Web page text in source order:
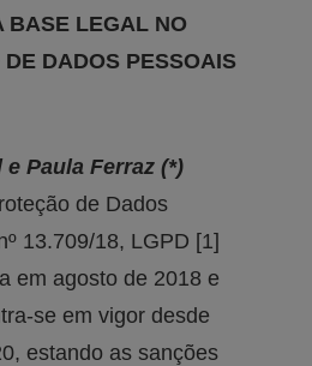
BASE LEGAL NO
DADOS PESSOAIS
Paula Ferraz (*)
de Dados
13.709/18, LGPD [1]
em agosto de 2018 e
se em vigor desde
estando as sanções